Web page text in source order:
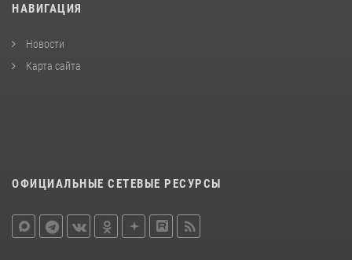
НАВИГАЦИЯ
Новости
Карта сайта
ОФИЦИАЛЬНЫЕ СЕТЕВЫЕ РЕСУРСЫ